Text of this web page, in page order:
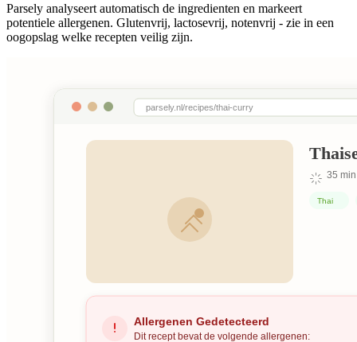
Parsely analyseert automatisch de ingredienten en markeert
potentiele allergenen. Glutenvrij, lactosevrij, notenvrij - zie in een
oogopslag welke recepten veilig zijn.